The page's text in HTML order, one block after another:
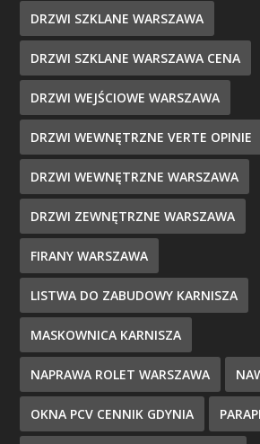
DRZWI SZKLANE WARSZAWA
DRZWI SZKLANE WARSZAWA CENA
DRZWI WEJŚCIOWE WARSZAWA
DRZWI WEWNĘTRZNE VERTE OPINIE
DRZWI WEWNĘTRZNE WARSZAWA
DRZWI ZEWNĘTRZNE WARSZAWA
FIRANY WARSZAWA
LISTWA DO ZABUDOWY KARNISZA
MASKOWNICA KARNISZA
NAPRAWA ROLET WARSZAWA
OKNA PCV CENNIK GDYNIA